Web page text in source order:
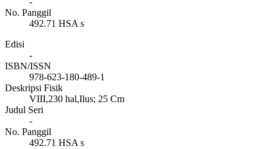
No. Panggil
492.71 HSA s
Edisi
-
ISBN/ISSN
978-623-180-489-1
Deskripsi Fisik
VIII,230 hal,Ilus; 25 Cm
Judul Seri
-
No. Panggil
492.71 HSA s